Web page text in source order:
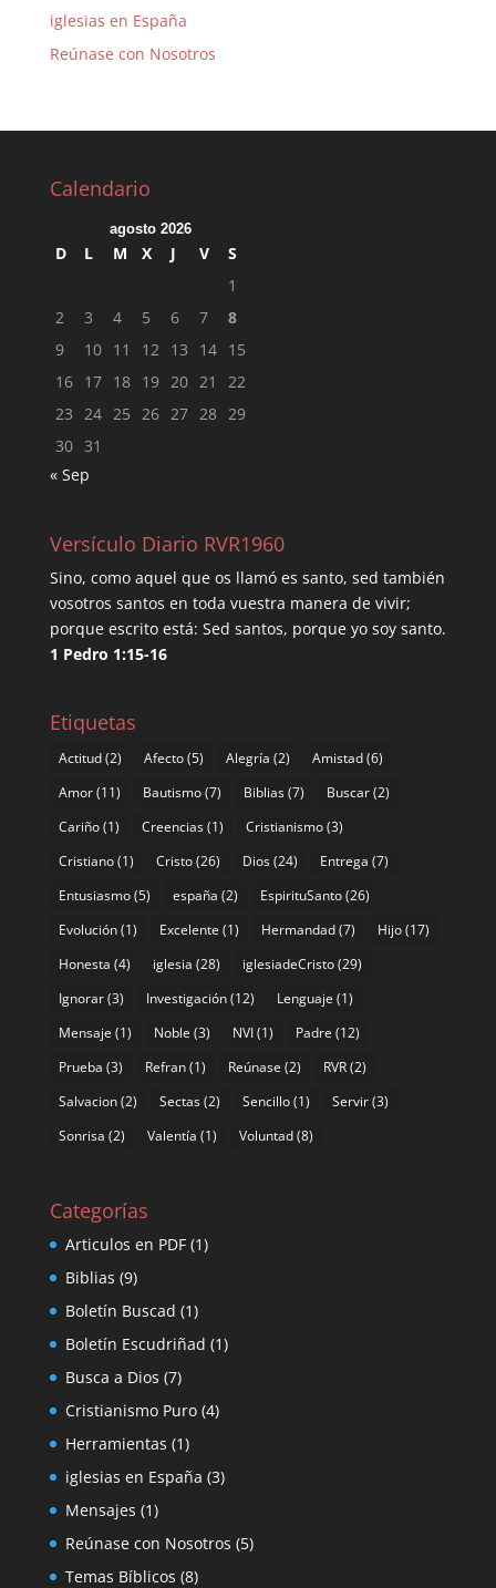
iglesias en España
Reúnase con Nosotros
Calendario
agosto 2026
D L M X J V
S
1
2
3 4 5 6 7
8
9
10 11 12 13 14 15
16 17 18 19 20 21
22
23 24 25 26 27 28 29
30 31
« Sep
Versículo Diario RVR1960
Sino, como aquel que os llamó es santo, sed también
vosotros santos en toda vuestra manera de vivir;
porque escrito está: Sed santos, porque yo soy santo.
1 Pedro 1:15-16
Etiquetas
Actitud(2) Afecto(5) Alegría (2) Amistad(6)
Amor(11) Bautismo(7) Biblias(7) Buscar(2)
Cariño(1) Creencias(1) Cristianismo(3)
Cristiano(1) Cristo(26) Dios(24) Entrega (7)
Entusiasmo(5) españa (2) EspirituSanto(26)
Evolución(1) Excelente (1) Hermandad(7) Hijo(17)
Honesta (4) iglesia (28) iglesiadeCristo(29)
Ignorar(3) Investigación(12) Lenguaje (1)
Mensaje (1) Noble (3) NVI(1) Padre (12)
Prueba (3) Refran(1) Reúnase (2) RVR(2)
Salvacion(2) Sectas(2) Sencillo(1) Servir(3)
Sonrisa (2) Valentía (1) Voluntad(8)
Categorías
Articulos en PDF(1)
Biblias (9)
Boletín Buscad (1)
Boletín Escudriñad (1)
Busca a Dios (7)
Cristianismo Puro(4)
Herramientas (1)
iglesias en España (3)
Mensajes (1)
Reúnase con Nosotros (5)
Temas Bíblicos (8)